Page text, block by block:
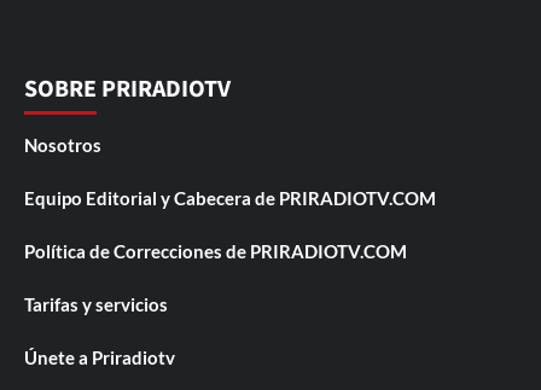
SOBRE PRIRADIOTV
Nosotros
Equipo Editorial y Cabecera de PRIRADIOTV.COM
Política de Correcciones de PRIRADIOTV.COM
Tarifas y servicios
Únete a Priradiotv